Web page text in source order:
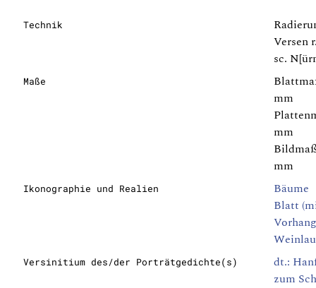
Technik
Versen
sc.
Maße
mm
mm
mm
Ikonographie und Realien
Bäume
Blatt
Vorhang
Versinitium des/der Porträtgedichte(s)
dt.:
zum